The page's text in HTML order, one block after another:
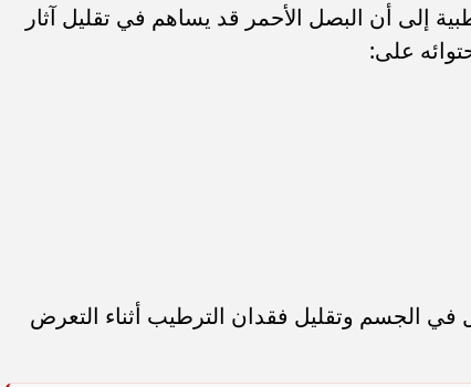
إلى أن البصل الأحمر قد يساهم في تقليل آثار
على:
الجسم وتقليل فقدان الترطيب أثناء التعرض